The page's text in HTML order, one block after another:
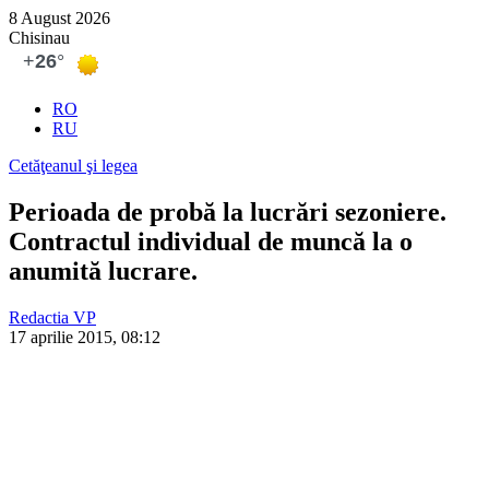
8 August 2026
Chisinau
RO
RU
Cetăţeanul şi legea
Perioada de probă la lucrări sezoniere.
Contractul individual de muncă la o
anumită lucrare.
Redactia VP
17 aprilie 2015, 08:12